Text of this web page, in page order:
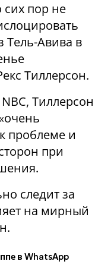
пор не
Тель-Авива в
Тиллерсон.
Тиллерсон
проблеме и
при
следит за
на мирный
в WhatsApp